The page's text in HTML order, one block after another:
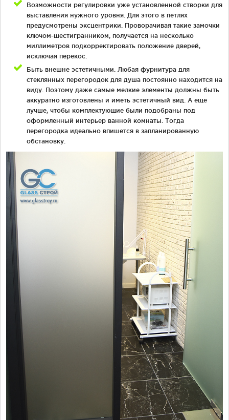
Возможности регулировки уже установленной створки для
выставления нужного уровня. Для этого в петлях
предусмотрены эксцентрики. Проворачивая такие замочки
ключом-шестигранником, получается на несколько
миллиметров подкорректировать положение дверей,
исключая перекос.
Быть внешне эстетичными. Любая фурнитура для
стеклянных перегородок для душа постоянно находится на
виду. Поэтому даже самые мелкие элементы должны быть
аккуратно изготовлены и иметь эстетичный вид. А еще
лучше, чтобы комплектующие были подобраны под
оформленный интерьер ванной комнаты. Тогда
перегородка идеально впишется в запланированную
обстановку.